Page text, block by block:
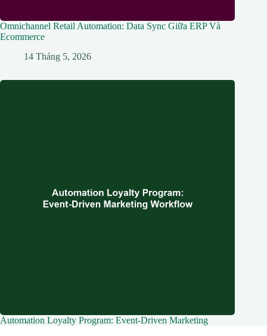
Omnichannel Retail Automation: Data Sync Giữa ERP Và
Ecommerce
14 Tháng 5, 2026
Automation Loyalty Program: Event-Driven Marketing